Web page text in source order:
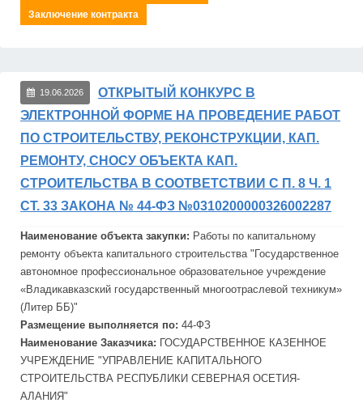
Заключение контракта
19.06.2026
ОТКРЫТЫЙ КОНКУРС В
ЭЛЕКТРОННОЙ ФОРМЕ НА ПРОВЕДЕНИЕ РАБОТ
ПО СТРОИТЕЛЬСТВУ, РЕКОНСТРУКЦИИ, КАП.
РЕМОНТУ, СНОСУ ОБЪЕКТА КАП.
СТРОИТЕЛЬСТВА В СООТВЕТСТВИИ С П. 8 Ч. 1
СТ. 33 ЗАКОНА № 44-ФЗ №0310200000326002287
Наименование объекта закупки: Работы по капитальному
ремонту объекта капитального строительства "Государственное
автономное профессиональное образовательное учреждение
«Владикавказский государственный многоотраслевой техникум»
(Литер ББ)"
Размещение выполняется по: 44-ФЗ
Наименование Заказчика: ГОСУДАРСТВЕННОЕ КАЗЕННОЕ
УЧРЕЖДЕНИЕ "УПРАВЛЕНИЕ КАПИТАЛЬНОГО
СТРОИТЕЛЬСТВА РЕСПУБЛИКИ СЕВЕРНАЯ ОСЕТИЯ-
АЛАНИЯ"